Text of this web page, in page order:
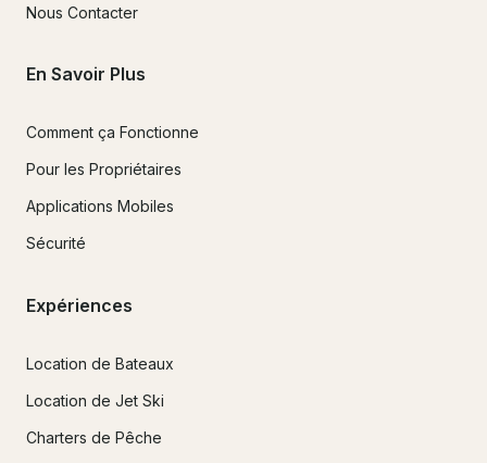
Nous Contacter
En Savoir Plus
Comment ça Fonctionne
Pour les Propriétaires
Applications Mobiles
Sécurité
Expériences
Location de Bateaux
Location de Jet Ski
Charters de Pêche